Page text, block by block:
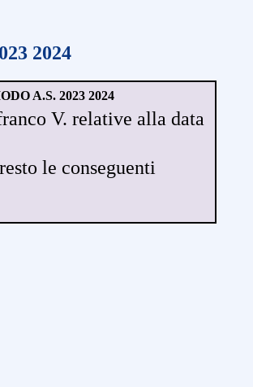
2024
A.S. 2023 2024
V. relative alla data
le conseguenti